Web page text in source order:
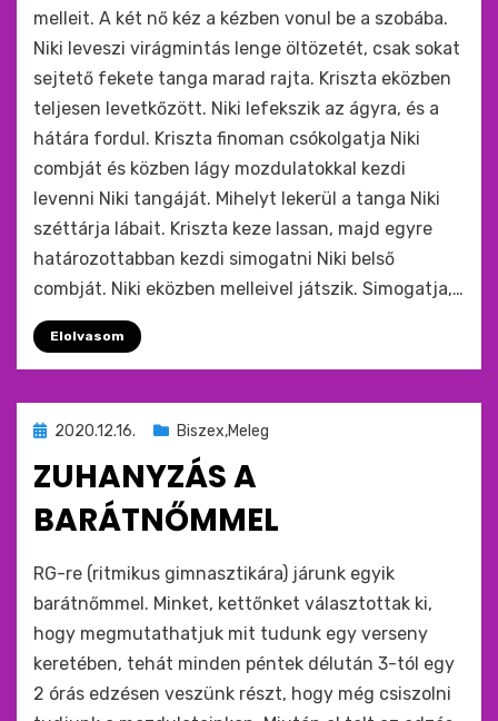
melleit. A két nő kéz a kézben vonul be a szobába.
Niki leveszi virágmintás lenge öltözetét, csak sokat
sejtető fekete tanga marad rajta. Kriszta eközben
teljesen levetkőzött. Niki lefekszik az ágyra, és a
hátára fordul. Kriszta finoman csókolgatja Niki
combját és közben lágy mozdulatokkal kezdi
levenni Niki tangáját. Mihelyt lekerül a tanga Niki
széttárja lábait. Kriszta keze lassan, majd egyre
határozottabban kezdi simogatni Niki belső
combját. Niki eközben melleivel játszik. Simogatja,…
Elolvasom
Beküldve
:
2020.12.16. Biszex,Meleg
ZUHANYZÁS A
BARÁTNŐMMEL
by monkey
RG-re (ritmikus gimnasztikára) járunk egyik
barátnőmmel. Minket, kettőnket választottak ki,
hogy megmutathatjuk mit tudunk egy verseny
keretében, tehát minden péntek délután 3-tól egy
2 órás edzésen veszünk részt, hogy még csiszolni